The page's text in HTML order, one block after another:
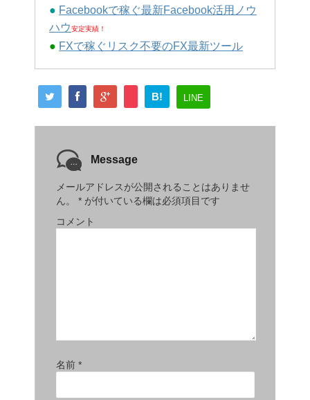
● Facebookで稼ぐ最新Facebook活用ノウ
ハウ安定実績！
● FXで稼ぐリスク不要のFX最新ツール
B! LINE
Message
メールアドレスが公開されることはありませ
ん。
* が付いている欄は必須項目です
コメント
名前 *